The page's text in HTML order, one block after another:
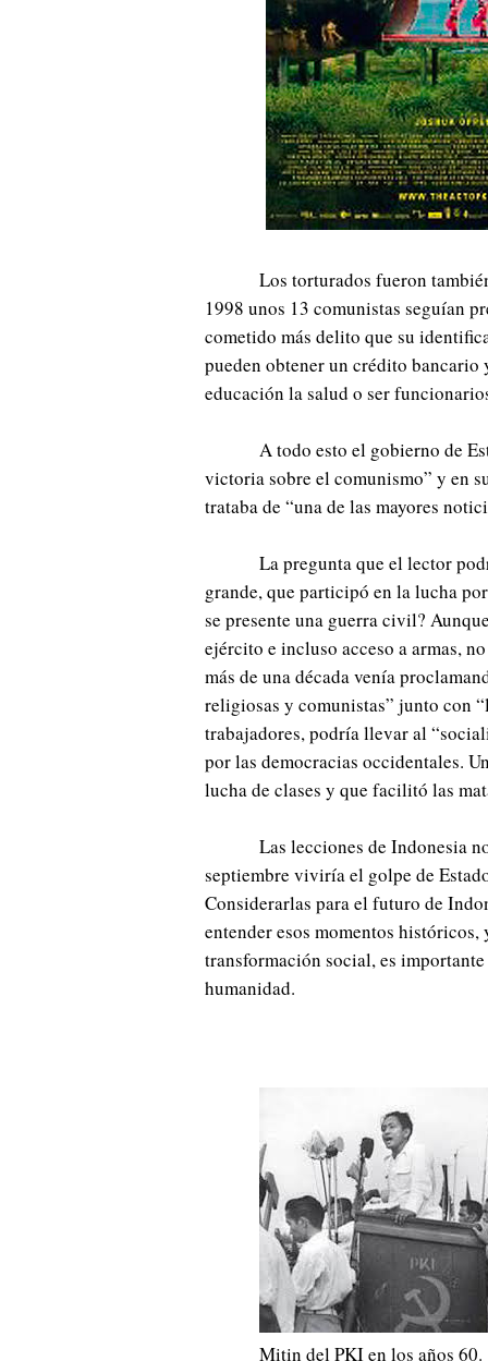
Los torturados fueron
1998 unos 13 comunistas seguían
cometido más delito que su
pueden obtener un crédito
educación la salud o ser
A todo esto el gobierno de
victoria sobre el comunismo” y en
trataba de “una de las mayores
La pregunta que el lector
grande, que participó en la lucha
se presente una guerra civil?
ejército e incluso acceso a armas,
más de una década venía
religiosas y comunistas” junto con
trabajadores, podría llevar al
por las democracias occidentales.
lucha de clases y que facilitó las
Las lecciones de Indonesia
septiembre viviría el golpe de
Considerarlas para el futuro de
entender esos momentos
transformación social, es
humanidad.
Mitin del PKI en los años 60.